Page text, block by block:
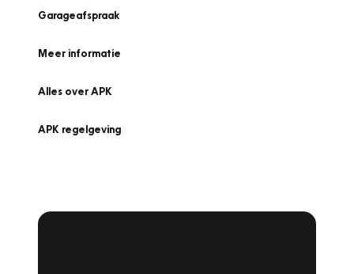
Garageafspraak
Meer informatie
Alles over APK
APK regelgeving